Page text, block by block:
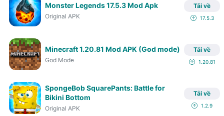
Monster Legends 17.5.3 Mod Apk
Original APK
Tải về
17.5.3
Minecraft 1.20.81 Mod APK (God mode)
God Mode
Tải về
1.20.81
SpongeBob SquarePants: Battle for
Bikini Bottom
Original APK
Tải về
1.2.9